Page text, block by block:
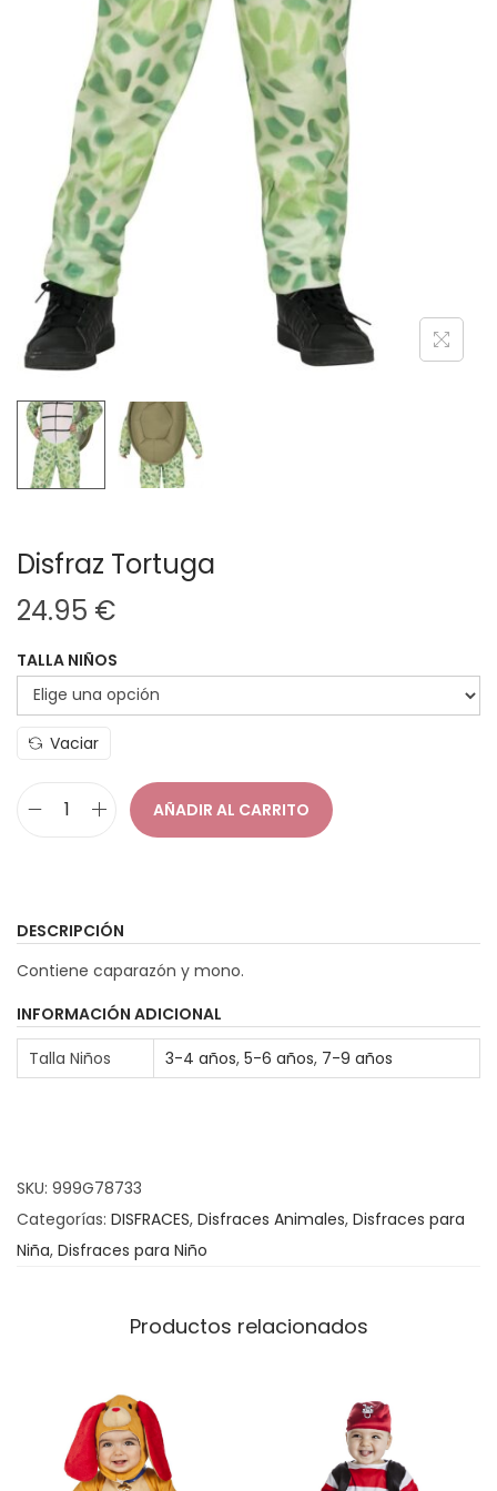
Disfraz Tortuga
24.95 €
TALLA NIÑOS
Vaciar
r
a
z
T
o
g
a
c
a
d
AÑADIR AL CARRITO
DESCRIPCIÓN
Contiene caparazón y mono.
INFORMACIÓN ADICIONAL
Talla Niños
3-4 años, 5-6 años, 7-9 años
SKU: 999G78733
Categorías: DISFRACES, Disfraces Animales, Disfraces para
Niña, Disfraces para Niño
Productos relacionados